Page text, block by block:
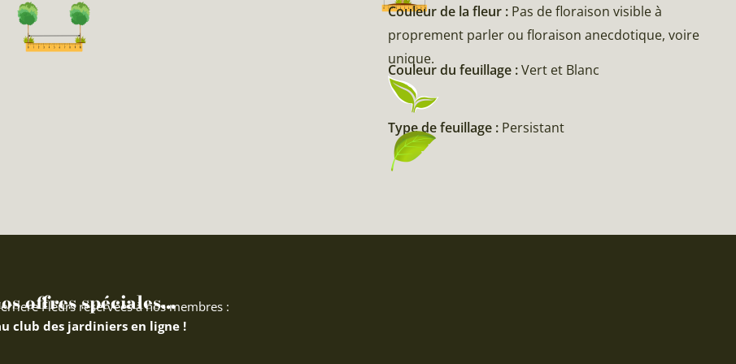
Couleur de la fleur : Pas de floraison visible à
proprement parler ou floraison anecdotique, voire
unique.
Couleur du feuillage :Vert et Blanc
Type de feuillage : Persistant
offres spéciales...
Fleurs réservées à nos membres :
club des jardiniers en ligne !